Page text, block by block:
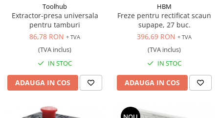
Toolhub
Extractor-presa universala
pentru tamburi
86,78 RON + TVA
(TVA inclus)
IN STOC
ADAUGA IN COS
HBM
Freze pentru rectificat scaun
supape, 27 buc.
396,69 RON + TVA
(TVA inclus)
IN STOC
ADAUGA IN COS